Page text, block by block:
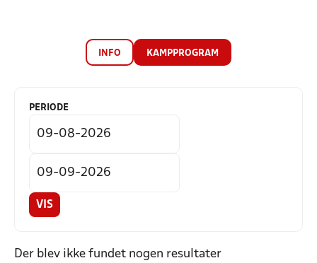
INFO KAMPPROGRAM
PERIODE
VIS
Der blev ikke fundet nogen resultater